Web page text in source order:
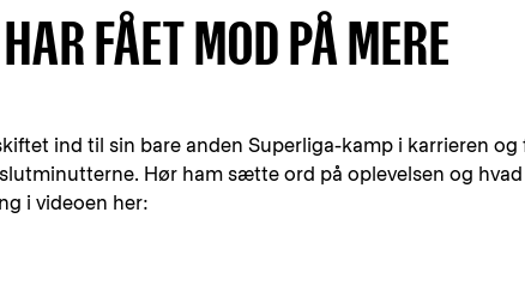
FÅET MOD PÅ MERE
ind til sin bare anden Superliga-kamp i karrieren og
Hør ham sætte ord på oplevelsen og hvad
i videoen her: